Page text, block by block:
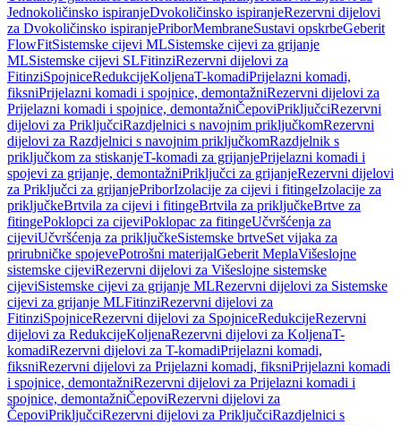
Jednokoličinsko ispiranjeDvokoličinsko ispiranjeRezervni dijelovi
za Dvokoličinsko ispiranjePriborMembraneSustavi opskrbeGeberit
FlowFitSistemske cijevi MLSistemske cijevi za grijanje
MLSistemske cijevi SLFitinziRezervni dijelovi za
FitinziSpojniceRedukcijeKoljenaT-komadiPrijelazni komadi,
fiksniPrijelazni komadi i spojnice, demontažniRezervni dijelovi za
Prijelazni komadi i spojnice, demontažniČepoviPriključciRezervni
dijelovi za PriključciRazdjelnici s navojnim priključkomRezervni
dijelovi za Razdjelnici s navojnim priključkomRazdjelnik s
priključkom za stiskanjeT-komadi za grijanjePrijelazni komadi i
spojevi za grijanje, demontažniPriključci za grijanjeRezervni dijelovi
za Priključci za grijanjePriborIzolacije za cijevi i fitingeIzolacije za
priključkeBrtvila za cijevi i fitingeBrtvila za priključkeBrtve za
fitingePoklopci za cijeviPoklopac za fitingeUčvršćenja za
cijeviUčvršćenja za priključkeSistemske brtveSet vijaka za
prirubničke spojevePotrošni materijalGeberit MeplaVišeslojne
sistemske cijeviRezervni dijelovi za Višeslojne sistemske
cijeviSistemske cijevi za grijanje MLRezervni dijelovi za Sistemske
cijevi za grijanje MLFitinziRezervni dijelovi za
FitinziSpojniceRezervni dijelovi za SpojniceRedukcijeRezervni
dijelovi za RedukcijeKoljenaRezervni dijelovi za KoljenaT-
komadiRezervni dijelovi za T-komadiPrijelazni komadi,
fiksniRezervni dijelovi za Prijelazni komadi, fiksniPrijelazni komadi
i spojnice, demontažniRezervni dijelovi za Prijelazni komadi i
spojnice, demontažniČepoviRezervni dijelovi za
ČepoviPriključciRezervni dijelovi za PriključciRazdjelnici s